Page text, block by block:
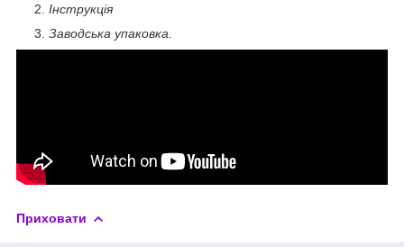
Інструкція
Заводська упаковка.
Приховати